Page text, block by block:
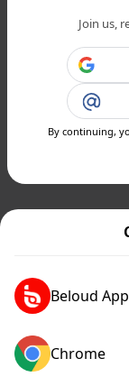
Beloud App
Chrome
Join us,
By continuing,